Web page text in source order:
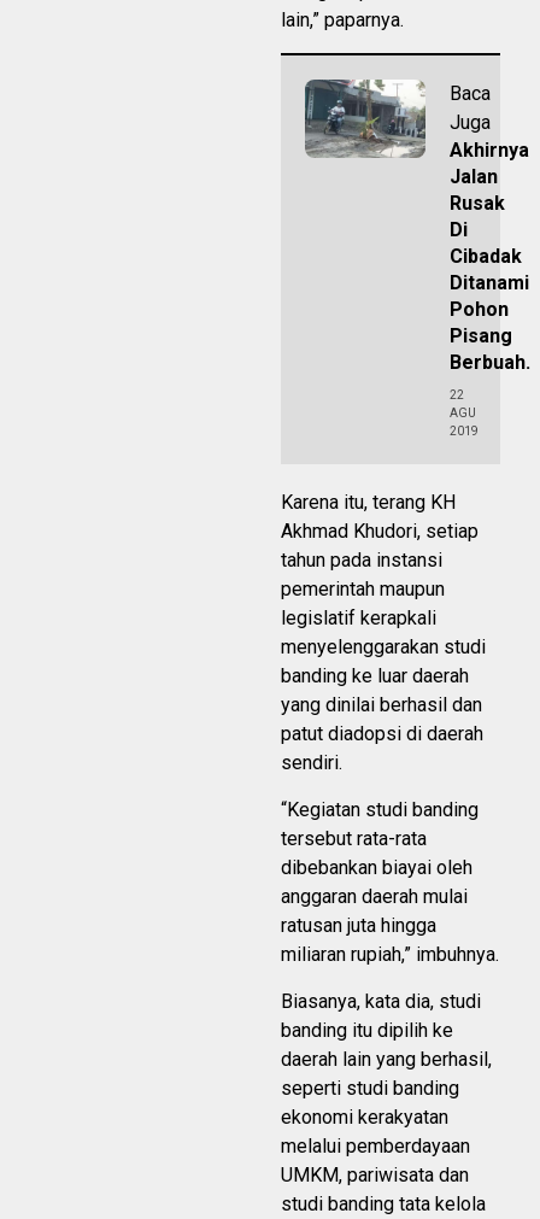
lain,” paparnya.
Baca
Juga
Akhirnya
Jalan
Rusak
Di
Cibadak
Ditanami
Pohon
Pisang
Berbuah.
22
AGU
2019
Karena itu, terang KH
Akhmad Khudori, setiap
tahun pada instansi
pemerintah maupun
legislatif kerapkali
menyelenggarakan studi
banding ke luar daerah
yang dinilai berhasil dan
patut diadopsi di daerah
sendiri.
“Kegiatan studi banding
tersebut rata-rata
dibebankan biayai oleh
anggaran daerah mulai
ratusan juta hingga
miliaran rupiah,” imbuhnya.
Biasanya, kata dia, studi
banding itu dipilih ke
daerah lain yang berhasil,
seperti studi banding
ekonomi kerakyatan
melalui pemberdayaan
UMKM, pariwisata dan
studi banding tata kelola